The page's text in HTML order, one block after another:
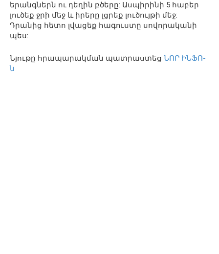
երանգներն ու դեղին բծերը: Ասպիրինի 5 հաբեր
լուծեք ջրի մեջ և իրերը լցրեք լուծույթի մեջ:
Դրանից հետո լվացեք հագուստը սովորականի
պես:
Նյութը հրապարակման պատրաստեց ՆՈՐ ԻՆՖՈ-
ն